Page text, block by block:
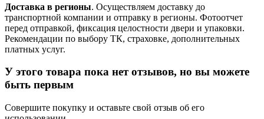
Доставка в регионы. Осуществляем доставку до
транспортной компании и отправку в регионы. Фотоотчет
перед отправкой, фиксация целостности двери и упаковки.
Рекомендации по выбору ТК, страховке, дополнительных
платных услуг.
У этого товара пока нет отзывов, но вы можете
быть первым
Совершите покупку и оставьте свой отзыв об его